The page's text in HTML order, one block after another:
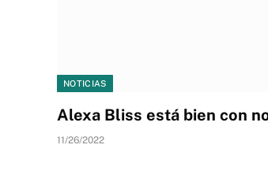
NOTICIAS
Alexa Bliss está bien con
11/26/2022